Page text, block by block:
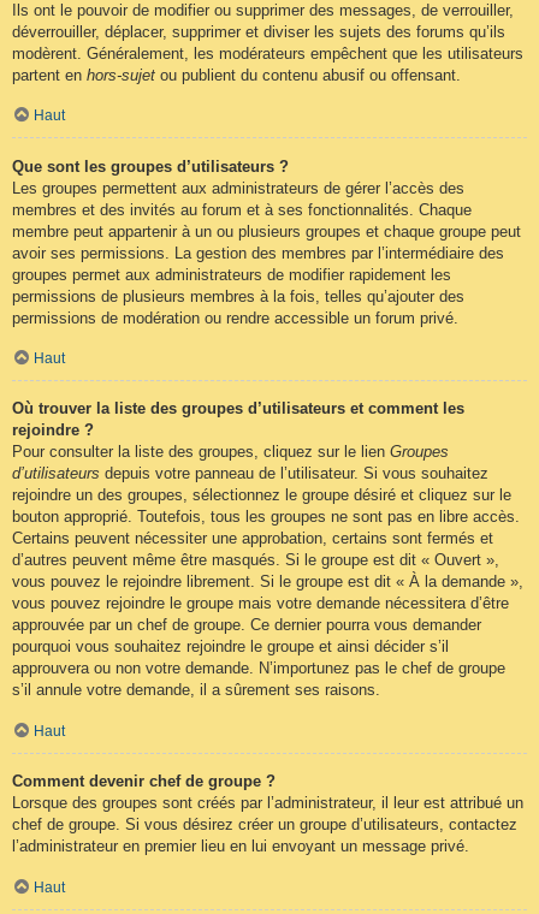
Ils ont le pouvoir de modifier ou supprimer des messages, de verrouiller,
déverrouiller, déplacer, supprimer et diviser les sujets des forums qu’ils
modèrent. Généralement, les modérateurs empêchent que les utilisateurs
partent en hors-sujet ou publient du contenu abusif ou offensant.
Haut
Que sont les groupes d’utilisateurs ?
Les groupes permettent aux administrateurs de gérer l’accès des
membres et des invités au forum et à ses fonctionnalités. Chaque
membre peut appartenir à un ou plusieurs groupes et chaque groupe peut
avoir ses permissions. La gestion des membres par l’intermédiaire des
groupes permet aux administrateurs de modifier rapidement les
permissions de plusieurs membres à la fois, telles qu’ajouter des
permissions de modération ou rendre accessible un forum privé.
Haut
Où trouver la liste des groupes d’utilisateurs et comment les
rejoindre ?
Pour consulter la liste des groupes, cliquez sur le lien Groupes
d’utilisateurs depuis votre panneau de l’utilisateur. Si vous souhaitez
rejoindre un des groupes, sélectionnez le groupe désiré et cliquez sur le
bouton approprié. Toutefois, tous les groupes ne sont pas en libre accès.
Certains peuvent nécessiter une approbation, certains sont fermés et
d’autres peuvent même être masqués. Si le groupe est dit « Ouvert »,
vous pouvez le rejoindre librement. Si le groupe est dit « À la demande »,
vous pouvez rejoindre le groupe mais votre demande nécessitera d’être
approuvée par un chef de groupe. Ce dernier pourra vous demander
pourquoi vous souhaitez rejoindre le groupe et ainsi décider s’il
approuvera ou non votre demande. N’importunez pas le chef de groupe
s’il annule votre demande, il a sûrement ses raisons.
Haut
Comment devenir chef de groupe ?
Lorsque des groupes sont créés par l’administrateur, il leur est attribué un
chef de groupe. Si vous désirez créer un groupe d’utilisateurs, contactez
l’administrateur en premier lieu en lui envoyant un message privé.
Haut